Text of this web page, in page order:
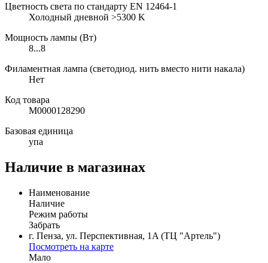
Цветность света по стандарту EN 12464-1
Холодный дневной >5300 K
Мощность лампы (Вт)
8...8
Филаментная лампа (светодиод. нить вместо нити накала)
Нет
Код товара
М0000128290
Базовая единица
упа
Наличие в магазинах
Наименование
Наличие
Режим работы
Забрать
г. Пенза, ул. Перспективная, 1A (ТЦ "Артель")
Посмотреть на карте
Мало